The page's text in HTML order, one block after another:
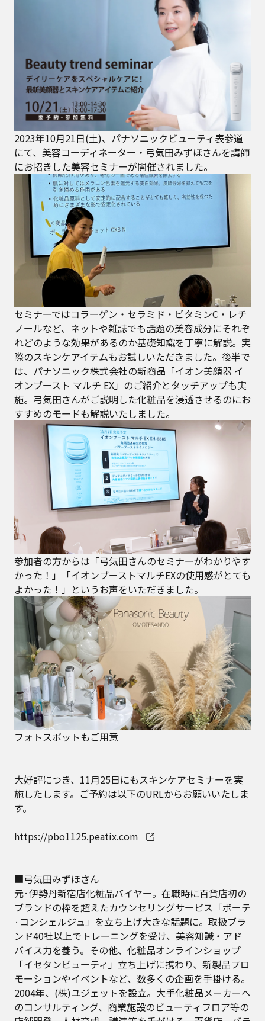
2023年10月21日(土)、パナソニックビューティ表参道
にて、美容コーディネーター・弓気田みずほさんを講師
にお招きした美容セミナーが開催されました。
セミナーではコラーゲン・セラミド・ビタミンC・レチ
ノールなど、ネットや雑誌でも話題の美容成分にそれぞ
れどのような効果があるのか基礎知識を丁寧に解説。実
際のスキンケアイテムもお試しいただきました。後半で
は、パナソニック株式会社の新商品「イオン美顔器 イ
オンブースト マルチ EX」のご紹介とタッチアップも実
施。弓気田さんがご説明した化粧品を浸透させるのにお
すすめのモードも解説いたしました。
参加者の方からは「弓気田さんのセミナーがわかりやす
かった！」「イオンブーストマルチEXの使用感がとても
よかった！」というお声をいただきました。
フォトスポットもご用意
大好評につき、11月25日にもスキンケアセミナーを実
施したします。ご予約は以下のURLからお願いいたしま
す。
https://pbo1125.peatix.com
■弓気田みずほさん
元·伊勢丹新宿店化粧品バイヤー。在職時に百貨店初の
ブランドの枠を超えたカウンセリングサービス「ボーテ
·コンシェルジュ」を立ち上げ大きな話題に。取扱ブラ
ンド40社以上でトレーニングを受け、美容知識・アド
バイス力を養う。その他、化粧品オンラインショップ
「イセタンビューティ」立ち上げに携わり、新製品プロ
モーションやイベントなど、数多くの企画を手掛ける。
2004年、(株)ユジェットを設立。大手化粧品メーカーへ
のコンサルティング、商業施設のビューティフロア等の